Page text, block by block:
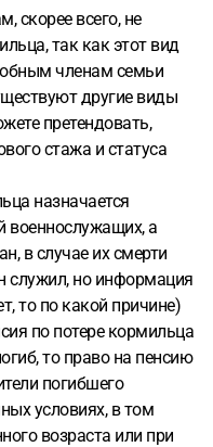
скорее всего, не
так как этот вид
членам семьи
другие виды
претендовать,
стажа и статуса
назначается
военнослужащих, а
в случае их смерти
служил, но информация
то по какой причине)
по потере кормильца
то право на пенсию
погибшего
условиях, в том
возраста или при